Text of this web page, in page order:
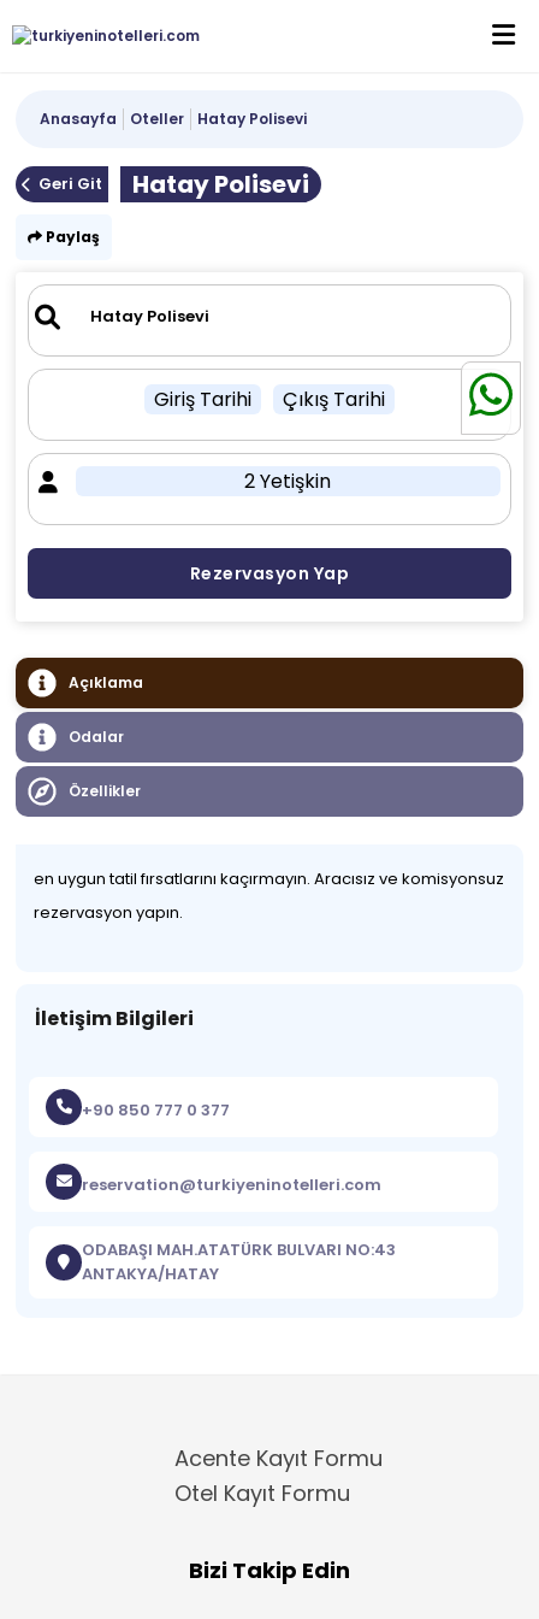
Anasayfa Oteller Hatay Polisevi
Geri Git Hatay Polisevi
Paylaş
Giriş Tarihi Çıkış Tarihi
2 Yetişkin
Rezervasyon Yap
Açıklama
Odalar
Özellikler
en uygun tatil fırsatlarını kaçırmayın. Aracısız ve komisyonsuz
rezervasyon yapın.
İletişim Bilgileri
+90 850 777 0 377
reservation@turkiyeninotelleri.com
ODABAŞI MAH.ATATÜRK BULVARI NO:43
ANTAKYA/HATAY
Acente Kayıt Formu
Otel Kayıt Formu
Bizi Takip Edin